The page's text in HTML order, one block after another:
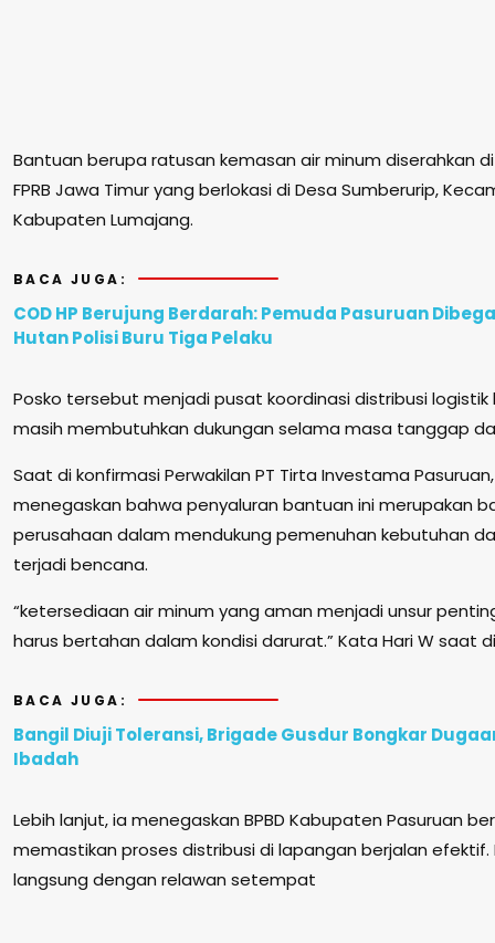
Bantuan berupa ratusan kemasan air minum diserahkan di
FPRB Jawa Timur yang berlokasi di Desa Sumberurip,
Kabupaten Lumajang.
BACA JUGA:
COD HP Berujung Berdarah: Pemuda Pasuruan
Hutan Polisi Buru Tiga Pelaku
Posko tersebut menjadi pusat koordinasi distribusi
masih membutuhkan dukungan selama masa tanggap
Saat di konfirmasi Perwakilan PT Tirta Investama
menegaskan bahwa penyaluran bantuan ini merupakan
perusahaan dalam mendukung pemenuhan kebutuhan
terjadi bencana.
“ketersediaan air minum yang aman menjadi unsur
harus bertahan dalam kondisi darurat.” Kata Hari W saat
BACA JUGA:
Bangil Diuji Toleransi, Brigade Gusdur Bongkar
Ibadah
Lebih lanjut, ia menegaskan BPBD Kabupaten Pasuruan
memastikan proses distribusi di lapangan berjalan efektif.
langsung dengan relawan setempat